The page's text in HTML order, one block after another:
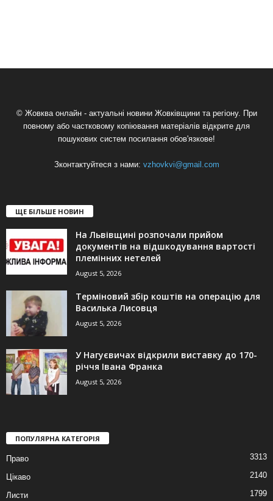
© Жовква онлайн - актуальні новини Жовківщини та регіону. При
повному або частковому копіювання матеріалів відкрите для
пошукових систем посилання обов'язкове!
Зконтактуйтеся з нами: vzhovkvi@gmail.com
ЩЕ БІЛЬШЕ НОВИН
На Львівщині розпочали прийом
документів на відшкодування вартості
племінних нетелей
August 5, 2026
Терміновий збір коштів на операцію для
Василька Лисовця
August 5, 2026
У Нагуєвичах відкрили виставку до 170-
річчя Івана Франка
August 5, 2026
ПОПУЛЯРНА КАТЕГОРІЯ
Право 3313
Цікаво 2140
Листи 1799